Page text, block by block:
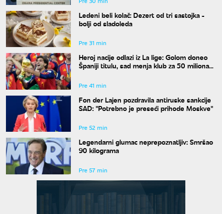
Ledeni beli kolač: Dezert od tri sastojka -
bolji od sladoleda
Pre 31 min
Heroj nacije odlazi iz La lige: Golom doneo
Španiji titulu, sad menja klub za 50 miliona
Pre 41 min
Fon der Lajen pozdravila antiruske sankcije
SAD: "Potrebno je preseći prihode Moskve"
Pre 52 min
Legendarni glumac neprepoznatljiv: Smršao
90 kilograma
Pre 57 min